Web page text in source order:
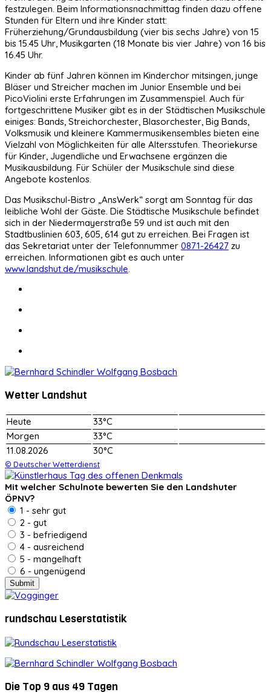
festzulegen. Beim Informationsnachmittag finden dazu offene
Stunden für Eltern und ihre Kinder statt:
Früherziehung/Grundausbildung (vier bis sechs Jahre) von 15
bis 15.45 Uhr, Musikgarten (18 Monate bis vier Jahre) von 16 bis
16.45 Uhr.
Kinder ab fünf Jahren können im Kinderchor mitsingen, junge
Bläser und Streicher machen im Junior Ensemble und bei
PicoViolini erste Erfahrungen im Zusammenspiel. Auch für
fortgeschrittene Musiker gibt es in der Städtischen Musikschule
einiges: Bands, Streichorchester, Blasorchester, Big Bands,
Volksmusik und kleinere Kammermusikensembles bieten eine
Vielzahl von Möglichkeiten für alle Altersstufen. Theoriekurse
für Kinder, Jugendliche und Erwachsene ergänzen die
Musikausbildung. Für Schüler der Musikschule sind diese
Angebote kostenlos.
Das Musikschul-Bistro „AnsWerk“ sorgt am Sonntag für das
leibliche Wohl der Gäste. Die Städtische Musikschule befindet
sich in der Niedermayerstraße 59 und ist auch mit den
Stadtbuslinien 603, 605, 614 gut zu erreichen. Bei Fragen ist
das Sekretariat unter der Telefonnummer 0871-26427 zu
erreichen. Informationen gibt es auch unter
www.landshut.de/musikschule
Wetter Landshut
Heute
33°C
Morgen
33°C
11.08.2026
30°C
© Deutscher Wetterdienst
Mit welcher Schulnote bewerten Sie den Landshuter
ÖPNV?
1 - sehr gut
2 - gut
3 - befriedigend
4 - ausreichend
5 - mangelhaft
6 - ungenügend
rundschau Leserstatistik
Die Top 9 aus 49 Tagen